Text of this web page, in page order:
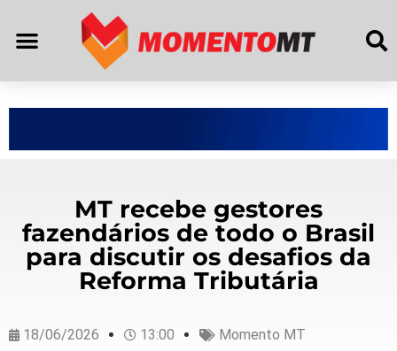
MT recebe gestores
fazendários de todo o Brasil
para discutir os desafios da
Reforma Tributária
18/06/2026 13:00 Momento MT